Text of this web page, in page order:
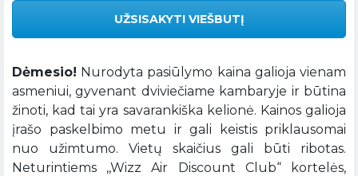
UŽSISAKYTI VIEŠBUTĮ
Dėmesio! Nurodyta pasiūlymo kaina galioja vienam
asmeniui, gyvenant dviviečiame kambaryje ir būtina
žinoti, kad tai yra savarankiška kelionė. Kainos galioja
įrašo paskelbimo metu ir gali keistis priklausomai
nuo užimtumo. Vietų skaičius gali būti ribotas.
Neturintiems ,,Wizz Air Discount Club“ kortelės,